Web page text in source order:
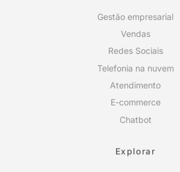
Gestão empresarial
Vendas
Redes Sociais
Telefonia na nuvem
Atendimento
E-commerce
Chatbot
Explorar